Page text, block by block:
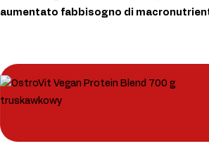
aumentato fabbisogno di